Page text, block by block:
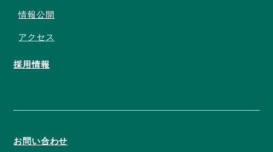
情報公開
アクセス
採用情報
お問い合わせ